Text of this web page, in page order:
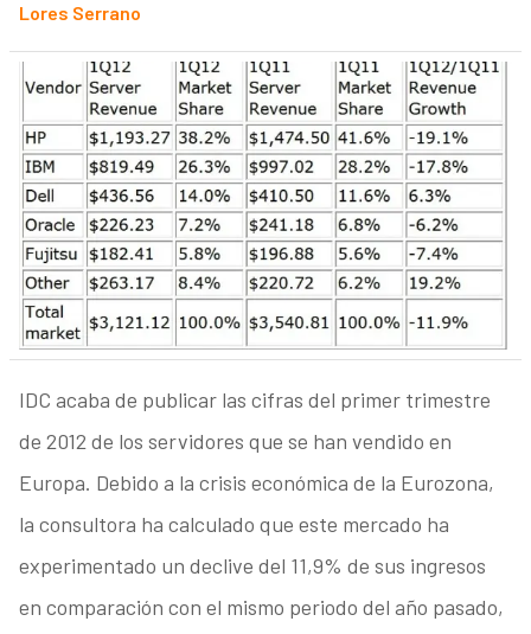
Lores Serrano
IDC acaba de publicar las cifras del primer trimestre
de 2012 de los servidores que se han vendido en
Europa. Debido a la crisis económica de la Eurozona,
la consultora ha calculado que este mercado ha
experimentado un declive del 11,9% de sus ingresos
en comparación con el mismo periodo del año pasado,